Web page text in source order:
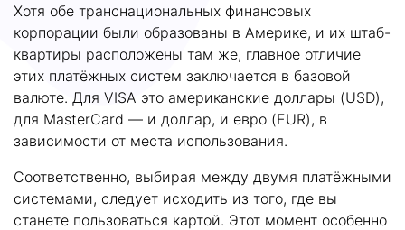
Хотя обе транснациональных финансовых
корпорации были образованы в Америке, и их штаб-
квартиры расположены там же, главное отличие
этих платёжных систем заключается в базовой
валюте. Для VISA это американские доллары (USD),
для MasterCard — и доллар, и евро (EUR), в
зависимости от места использования.
Соответственно, выбирая между двумя платёжными
системами, следует исходить из того, где вы
станете пользоваться картой. Этот момент особенно